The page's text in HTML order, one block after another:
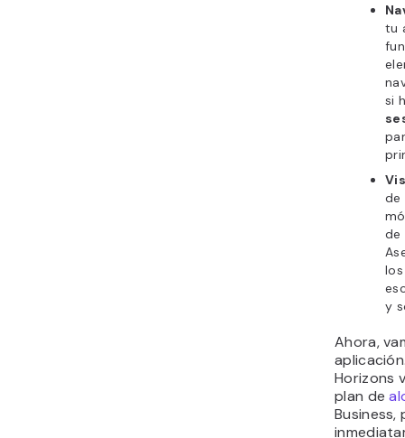
tu
si
de
de
y
Ahora,
Horizons
plan de
Business,